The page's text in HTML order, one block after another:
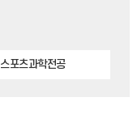
스포츠과학전공